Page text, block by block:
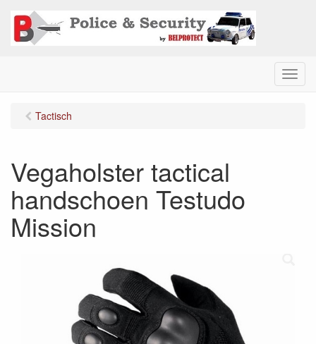
M
e
Tactisch
Vegaholster tactical
handschoen Testudo
Mission